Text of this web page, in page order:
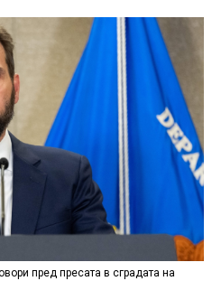
пред пресата в сградата на